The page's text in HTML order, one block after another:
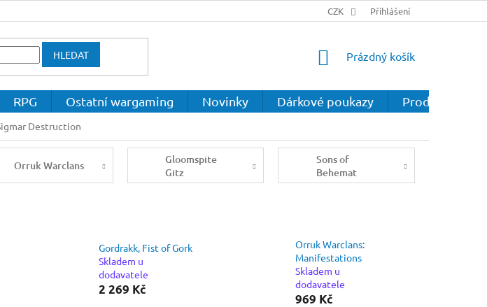
CZK Přihlášení
HLEDAT
NÁKUPNÍ
Prázdný košík
RPG Ostatní wargaming Novinky Dárkové poukazy Prodejna
Destruction
Orruk Warclans
Gloomspite
Gitz
Sons of
Behemat
Gordrakk, Fist of Gork
Skladem u
dodavatele
2 269 Kč
Orruk Warclans:
Manifestations
Skladem u
dodavatele
969 Kč